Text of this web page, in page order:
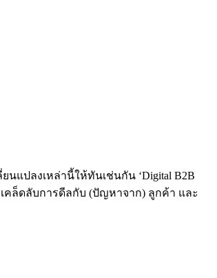
แปลงเหล่านี้ให้ทันเช่นกัน ‘Digital B2B
คล็ดลับการดีลกับ (ปัญหาจาก) ​ลูกค้า และ